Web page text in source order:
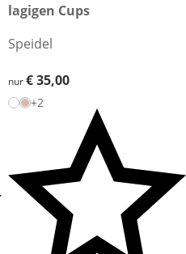
lagigen Cups
Speidel
€ 35,00
nur€ 35,00
+2